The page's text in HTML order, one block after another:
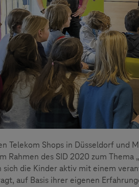
Telekom Shops in Düsseldorf und
Rahmen des SID 2020 zum
sich die Kinder aktiv mit einem
auf Basis ihrer eigenen